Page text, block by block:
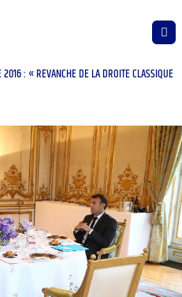
: « REVANCHE DE LA DROITE CLASSIQUE